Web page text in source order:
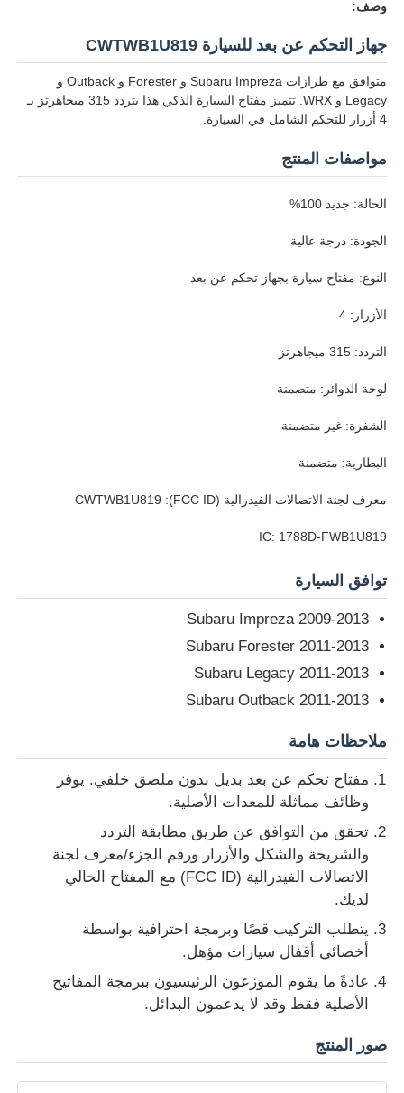
منزل
أشرطة فيديو
حول بنا
جولة في المعمل
ضبط الجودة
اتصل بنا
أخبار
وصف:
جهاز التحكم عن بعد للسيارة CWTWB1U819
متوافق مع طرازات Subaru Impreza و Forester و Outback و
Legacy و WRX. تتميز مفتاح السيارة الذكي هذا بتردد 315 ميجاهرتز بـ
4 أزرار للتحكم الشامل في السيارة.
مواصفات المنتج
الحالة: جديد 100%
الجودة: درجة عالية
النوع: مفتاح سيارة بجهاز تحكم عن بعد
الأزرار: 4
التردد: 315 ميجاهرتز
لوحة الدوائر: متضمنة
الشفرة: غير متضمنة
البطارية: متضمنة
معرف لجنة الاتصالات الفيدرالية (FCC ID): CWTWB1U819
IC: 1788D-FWB1U819
توافق السيارة
Subaru Impreza 2009-2013
Subaru Forester 2011-2013
Subaru Legacy 2011-2013
Subaru Outback 2011-2013
ملاحظات هامة
مفتاح تحكم عن بعد بديل بدون ملصق خلفي. يوفر
وظائف مماثلة للمعدات الأصلية.
تحقق من التوافق عن طريق مطابقة التردد
والشريحة والشكل والأزرار ورقم الجزء/معرف لجنة
الاتصالات الفيدرالية (FCC ID) مع المفتاح الحالي
لديك.
يتطلب التركيب قصًا وبرمجة احترافية بواسطة
أخصائي أقفال سيارات مؤهل.
عادةً ما يقوم الموزعون الرئيسيون ببرمجة المفاتيح
الأصلية فقط وقد لا يدعمون البدائل.
صور المنتج